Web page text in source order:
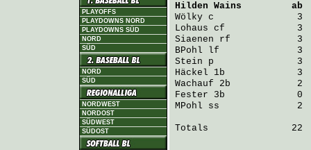
PLAYOFFS
PLAYDOWNS NORD
PLAYDOWNS SÜD
NORD
SÜD
NORD
SÜD
NORDWEST
NORDOST
SÜDWEST
SÜDOST
Hilden Wains
ab
Wölky c               3  0
Lohaus cf             3  1
Siaenen rf            3  0
BPohl lf              3  0
Stein p               3
Häckel 1b             3
Wachauf 2b            2
Fester 3b             0
MPohl ss              2
Totals               22